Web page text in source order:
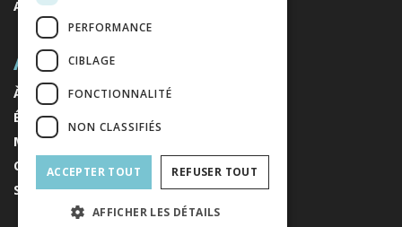
AUTEURS
A PROPOS
À PROPOS DE NOUS
ÉDITEURS
MENTIONS LÉGALES
CONDITIONS GÉNÉRALES DE VENTE
S'INSCRIRE À LA NEWSLETTER
PERFORMANCE
CIBLAGE
FONCTIONNALITÉ
NON CLASSIFIÉS
ACCEPTER TOUT REFUSER TOUT
AFFICHER LES DÉTAILS